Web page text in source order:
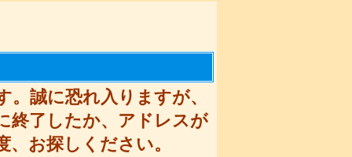
誠に恐れ入りますが、
終了したか、アドレスが
お探しください。